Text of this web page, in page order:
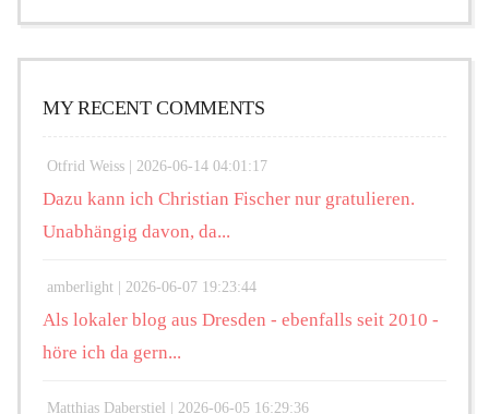
MY RECENT COMMENTS
Otfrid Weiss | 2026-06-14 04:01:17
Dazu kann ich Christian Fischer nur gratulieren.
Unabhängig davon, da...
amberlight | 2026-06-07 19:23:44
Als lokaler blog aus Dresden - ebenfalls seit 2010 -
höre ich da gern...
Matthias Daberstiel | 2026-06-05 16:29:36